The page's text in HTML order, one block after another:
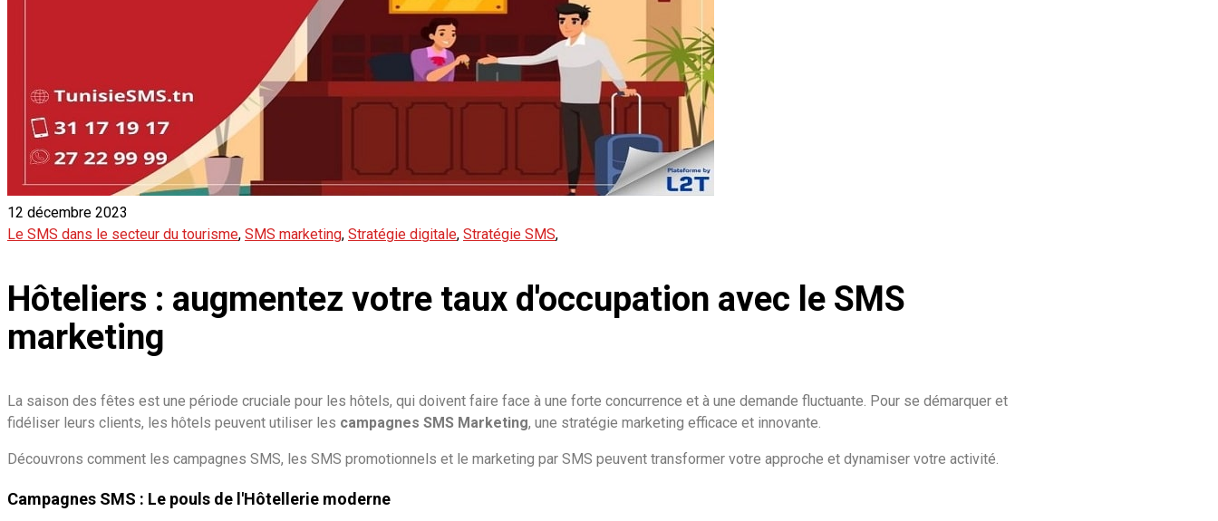
12 décembre 2023
Le SMS dans le secteur du tourisme, SMS marketing, Stratégie digitale, Stratégie SMS,
Hôteliers : augmentez votre taux d'occupation avec le SMS
marketing
La saison des fêtes est une période cruciale pour les hôtels, qui doivent faire face à une forte concurrence et à une demande fluctuante. Pour se démarquer et
fidéliser leurs clients, les hôtels peuvent utiliser les campagnes SMS Marketing, une stratégie marketing efficace et innovante.
Découvrons comment les campagnes SMS, les SMS promotionnels et le marketing par SMS peuvent transformer votre approche et dynamiser votre activité.
Campagnes SMS : Le pouls de l'Hôtellerie moderne